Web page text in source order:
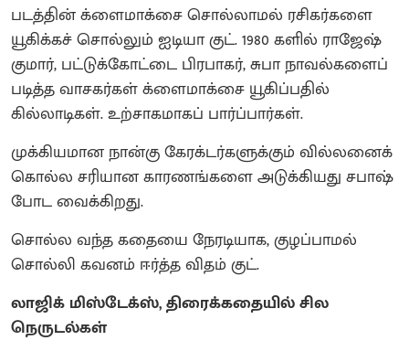
படத்தின் க்ளைமாக்சை சொல்லாமல் ரசிகர்களை
யூகிக்கச் சொல்லும் ஐடியா குட். 1980 களில் ராஜேஷ்
குமார், பட்டுக்கோட்டை பிரபாகர், சுபா நாவல்களைப்
படித்த வாசகர்கள் க்ளைமாக்சை யூகிப்பதில்
கில்லாடிகள். உற்சாகமாகப் பார்ப்பார்கள்.
முக்கியமான நான்கு கேரக்டர்களுக்கும் வில்லனைக்
கொல்ல சரியான காரணங்களை அடுக்கியது சபாஷ்
போட வைக்கிறது.
சொல்ல வந்த கதையை நேரடியாக, குழப்பாமல்
சொல்லி கவனம் ஈர்த்த விதம் குட்.
லாஜிக் மிஸ்டேக்ஸ், திரைக்கதையில் சில
நெருடல்கள்